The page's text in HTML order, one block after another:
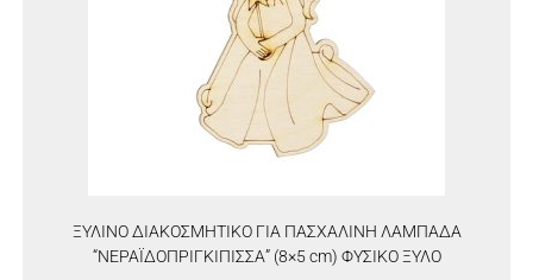
ΞΥΛΙΝΟ ΔΙΑΚΟΣΜΗΤΙΚΟ ΓΙΑ ΠΑΣΧΑΛΙΝΗ ΛΑΜΠΑΔΑ
“ΝΕΡΑΪΔΟΠΡΙΓΚΙΠΙΣΣΑ” (8×5 cm) ΦΥΣΙΚΟ ΞΥΛΟ